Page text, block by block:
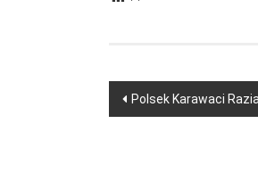
Navigasi
pos
Polsek Karawaci